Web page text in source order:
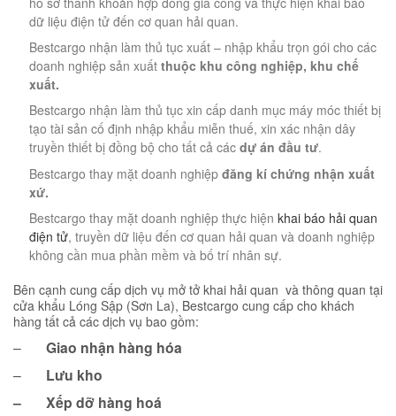
dữ liệu điện tử đến cơ quan hải quan.
Bestcargo nhận làm thủ tục xuất – nhập khẩu trọn gói cho các
doanh nghiệp sản xuấtthuộc khu công nghiệp, khu chế
xuất.
Bestcargo nhận làm thủ tục xin cấp danh mục máy móc thiết bị
tạo tài sản cố định nhập khẩu miễn thuế, xin xác nhận dây
truyền thiết bị đồng bộ cho tất cả các dự án đầu tư.
Bestcargo thay mặt doanh nghiệpđăng kí chứng nhận xuất
xứ.
Bestcargo thay mặt doanh nghiệp thực hiệnkhai báo hải quan
điện tử, truyền dữ liệu đến cơ quan hải quan và doanh nghiệp
không cần mua phần mềm và bố trí nhân sự.
Bên cạnh cung cấp dịch vụ mở tở khai hải quan và thông quan tại
cửa khẩu Lóng Sập (Sơn La), Bestcargo cung cấp cho khách
hàng tất cả các dịch vụ bao gồm:
– Giao nhận hàng hóa
– Lưu kho
– Xếp dỡ hàng hoá